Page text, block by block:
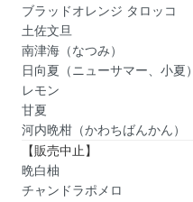
ブラッドオレンジ タロッコ
土佐文旦
南津海（なつみ）
日向夏（ニューサマー、小夏）
レモン
甘夏
河内晩柑（かわちばんかん）
【販売中止】
晩白柚
チャンドラポメロ